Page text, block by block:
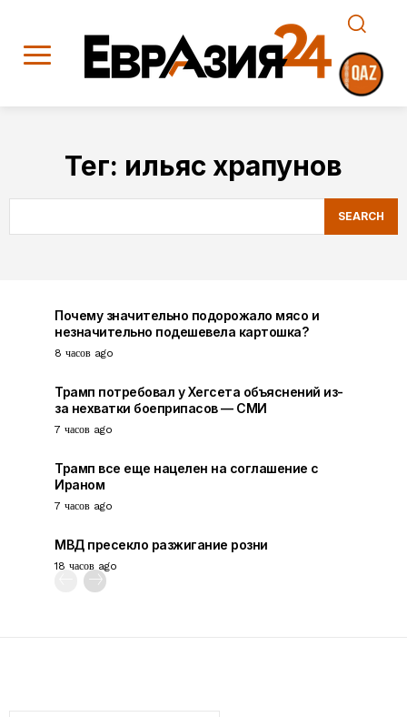
Тег: ильяс храпунов
SEARCH
Почему значительно подорожало мясо и
незначительно подешевела картошка?
8 часов ago
Трамп потребовал у Хегсета объяснений из-
за нехватки боеприпасов — СМИ
7 часов ago
Трамп все еще нацелен на соглашение с
Ираном
7 часов ago
МВД пресекло разжигание розни
18 часов ago